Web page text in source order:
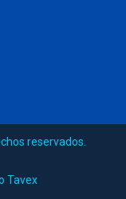
reservados.
Tavex